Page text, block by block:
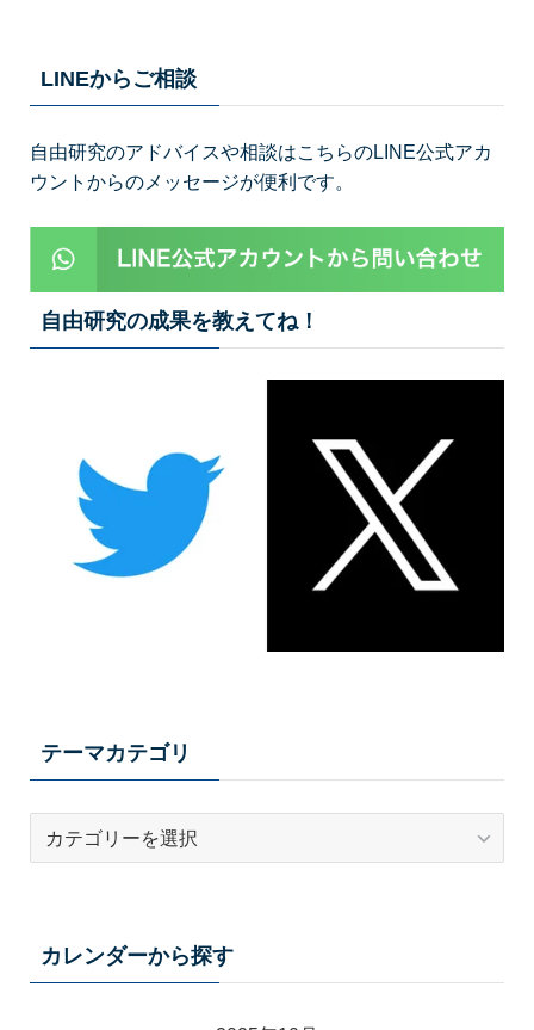
LINEからご相談
自由研究のアドバイスや相談はこちらのLINE公式アカ
ウントからのメッセージが便利です。
自由研究の成果を教えてね！
テーマカテゴリ
カレンダーから探す